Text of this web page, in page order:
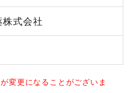
式会社
変更になることがございま